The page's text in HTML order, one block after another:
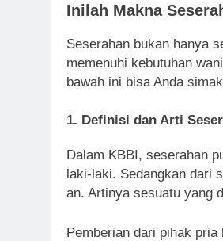
Inilah Makna
Seserahan bukan hanya
memenuhi kebutuhan
bawah ini bisa Anda
1. Definisi dan Arti
Dalam KBBI, seserahan
laki-laki. Sedangkan dari
an. Artinya sesuatu yang
Pemberian dari pihak